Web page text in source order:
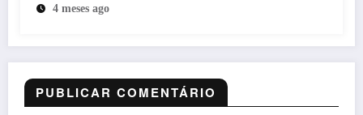
4 meses ago
PUBLICAR COMENTÁRIO